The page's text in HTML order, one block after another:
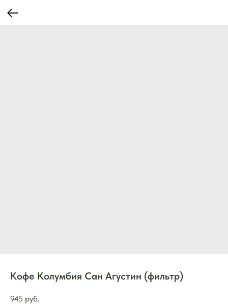
Кофе Колумбия Сан Агустин (фильтр)
945 руб.